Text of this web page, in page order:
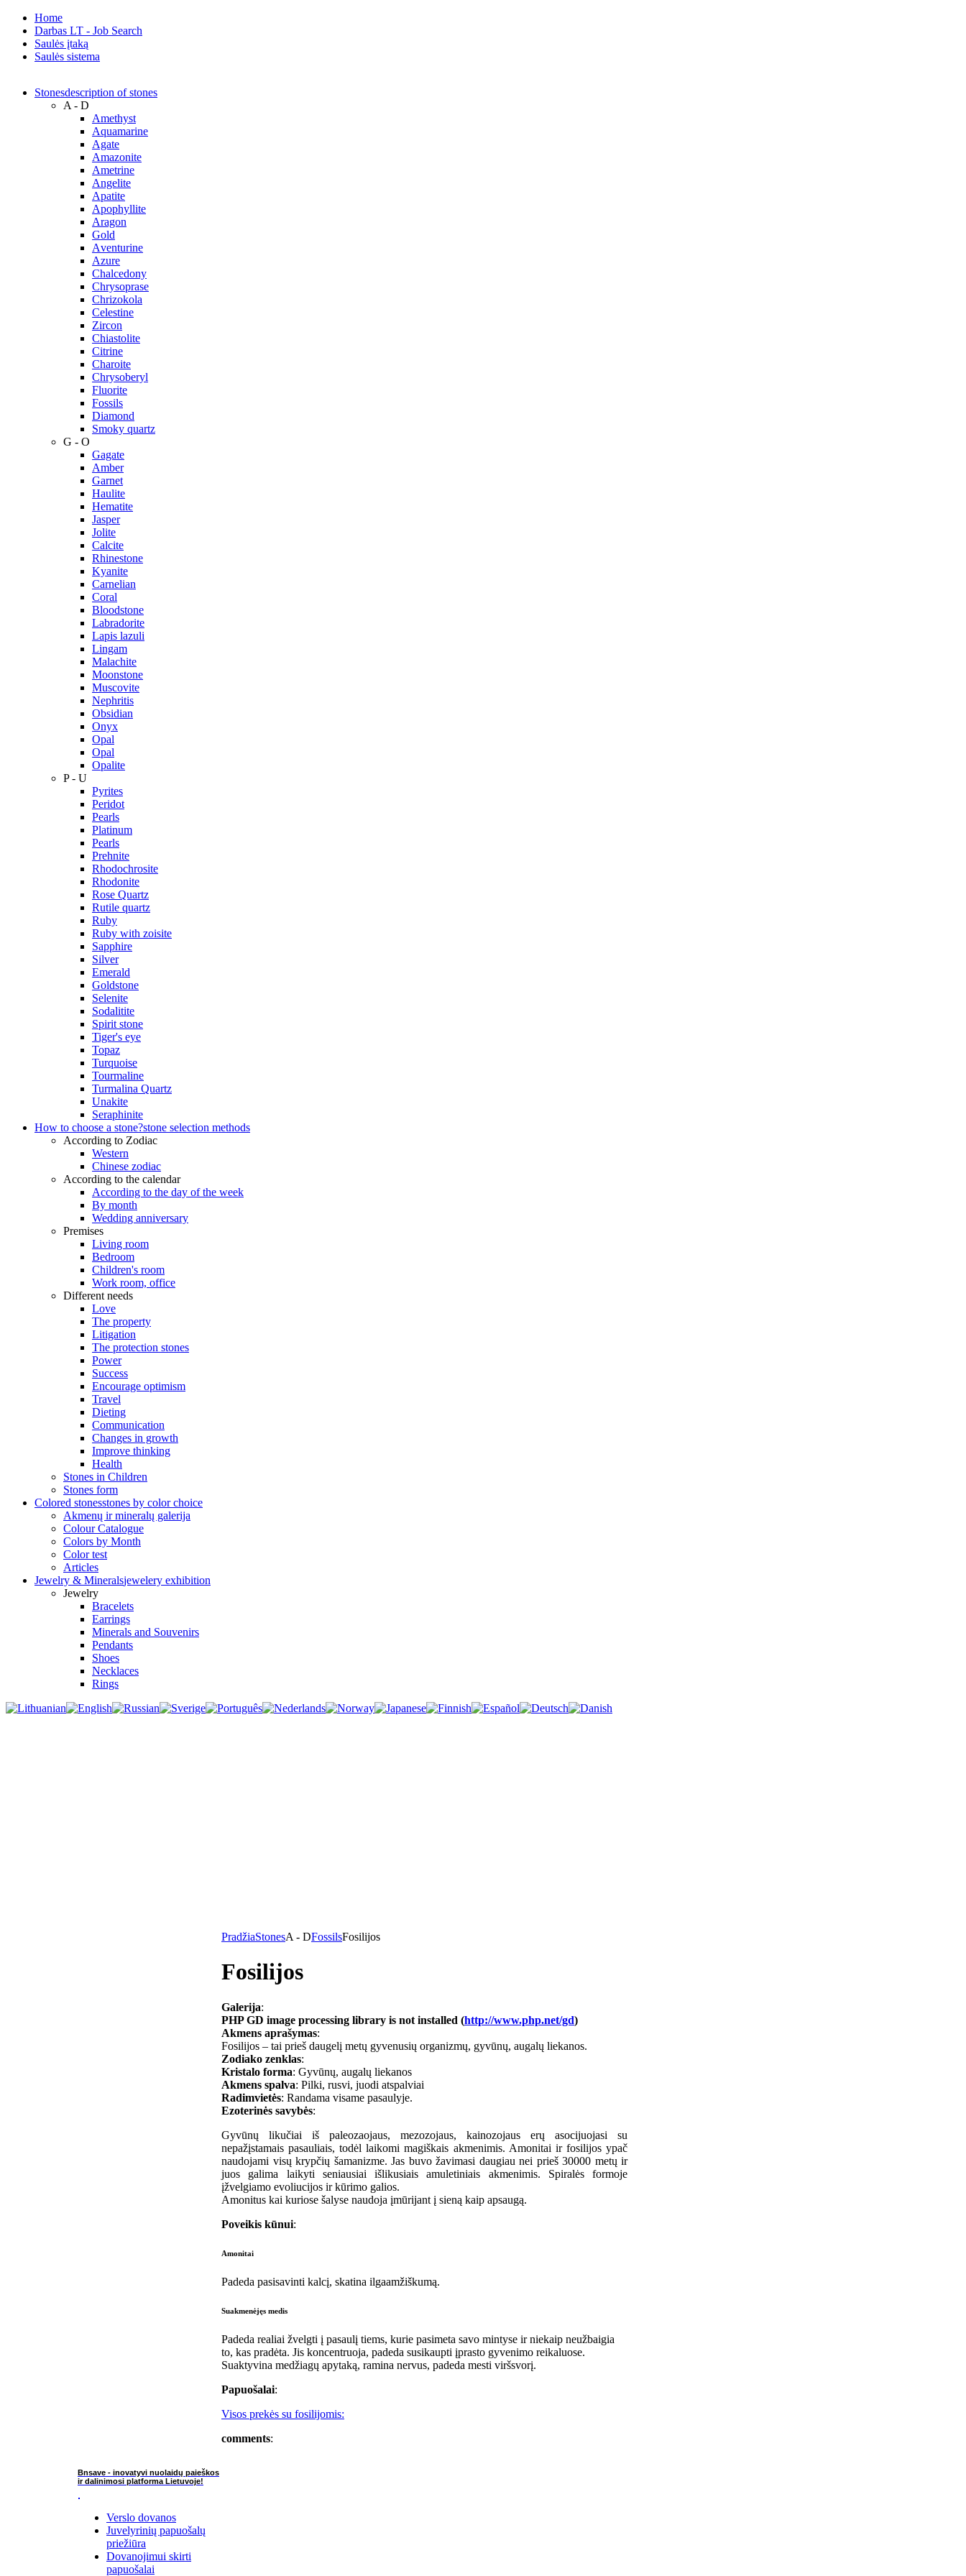
Home
Darbas LT - Job Search
Saulės įtaką
Saulės sistema
Stonesdescription of stones
A - D
Amethyst
Aquamarine
Agate
Amazonite
Ametrine
Angelite
Apatite
Apophyllite
Aragon
Gold
Аventurine
Azure
Chalcedony
Chrysoprase
Chrizokola
Celestine
Zircon
Chiastolite
Citrine
Charoite
Chrysoberyl
Fluorite
Fossils
Diamond
Smoky quartz
G - O
Gagate
Amber
Garnet
Haulite
Hematite
Jasper
Jolite
Calcite
Rhinestone
Kyanite
Carnelian
Coral
Bloodstone
Labradorite
Lapis lazuli
Lingam
Malachite
Moonstone
Muscovite
Nephritis
Obsidian
Onyx
Opal
Opal
Opalite
P - U
Pyrites
Peridot
Pearls
Platinum
Pearls
Prehnite
Rhodochrosite
Rhodonite
Rose Quartz
Rutile quartz
Ruby
Ruby with zoisite
Sapphire
Silver
Emerald
Goldstone
Selenite
Sodalitite
Spirit stone
Tiger's eye
Topaz
Turquoise
Tourmaline
Turmalina Quartz
Unakite
Seraphinite
How to choose a stone?stone selection methods
According to Zodiac
Western
Chinese zodiac
According to the calendar
According to the day of the week
By month
Wedding anniversary
Premises
Living room
Bedroom
Children's room
Work room, office
Different needs
Love
The property
Litigation
The protection stones
Power
Success
Encourage optimism
Travel
Dieting
Communication
Changes in growth
Improve thinking
Health
Stones in Children
Stones form
Colored stonesstones by color choice
Akmenų ir mineralų galerija
Colour Catalogue
Colors by Month
Color test
Articles
Jewelry & Mineralsjewelery exhibition
Jewelry
Bracelets
Earrings
Minerals and Souvenirs
Pendants
Shoes
Necklaces
Rings
PradžiaStonesA - DFossilsFosilijos
Fosilijos
Galerija:
PHP GD image processing library is not installed (http://www.php.net/gd)
Akmens aprašymas:
Fosilijos – tai prieš daugelį metų gyvenusių organizmų, gyvūnų, augalų liekanos.
Zodiako zenklas:
Kristalo forma: Gyvūnų, augalų liekanos
Akmens spalva: Pilki, rusvi, juodi atspalviai
Radimvietės: Randama visame pasaulyje.
Ezoterinės savybės:
Gyvūnų likučiai iš paleozaojaus, mezozojaus, kainozojaus erų asocijuojasi su
nepažįstamais pasauliais, todėl laikomi magiškais akmenimis. Amonitai ir fosilijos ypač
naudojami visų krypčių šamanizme. Jas buvo žavimasi daugiau nei prieš 30000 metų ir
juos galima laikyti seniausiai išlikusiais amuletiniais akmenimis. Spiralės formoje
įžvelgiamo evoliucijos ir kūrimo galios.
Amonitus kai kuriose šalyse naudoja įmūrijant į sieną kaip apsaugą.
Poveikis kūnui:
Amonitai
Padeda pasisavinti kalcį, skatina ilgaamžiškumą.
Suakmenėjęs medis
Padeda realiai žvelgti į pasaulį tiems, kurie pasimeta savo mintyse ir niekaip neužbaigia
to, kas pradėta. Jis koncentruoja, padeda susikaupti įprasto gyvenimo reikaluose.
Suaktyvina medžiagų apytaką, ramina nervus, padeda mesti viršsvorį.
Papuošalai:
Visos prekės su fosilijomis:
comments:
Bnsave - inovatyvi nuolaidų paieškos
ir dalinimosi platforma Lietuvoje!
Verslo dovanos
Juvelyrinių papuošalų
priežiūra
Dovanojimui skirti
papuošalai